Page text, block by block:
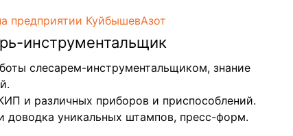
предприятии КуйбышевАзот
инструментальщик
слесарем-инструментальщиком, знание
и различных приборов и приспособлений.
доводка уникальных штампов, пресс-форм.